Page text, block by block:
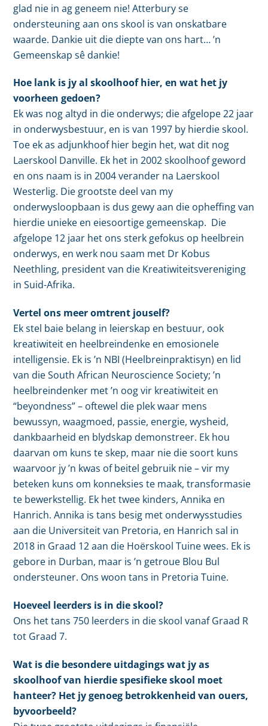
glad nie in ag geneem nie! Atterbury se
ondersteuning aan ons skool is van onskatbare
waarde. Dankie uit die diepte van ons hart… ’n
Gemeenskap sê dankie!
Hoe lank is jy al skoolhoof hier, en wat het jy
voorheen gedoen?
Ek was nog altyd in die onderwys; die afgelope 22 jaar
in onderwysbestuur, en is van 1997 by hierdie skool.
Toe ek as adjunkhoof hier begin het, wat dit nog
Laerskool Danville. Ek het in 2002 skoolhoof geword
en ons naam is in 2004 verander na Laerskool
Westerlig. Die grootste deel van my
onderwysloopbaan is dus gewy aan die opheffing van
hierdie unieke en eiesoortige gemeenskap. Die
afgelope 12 jaar het ons sterk gefokus op heelbrein
onderwys, en werk nou saam met Dr Kobus
Neethling, president van die Kreatiwiteitsvereniging
in Suid-Afrika.
Vertel ons meer omtrent jouself?
Ek stel baie belang in leierskap en bestuur, ook
kreatiwiteit en heelbreindenke en emosionele
intelligensie. Ek is ’n NBI (Heelbreinpraktisyn) en lid
van die South African Neuroscience Society; ’n
heelbreindenker met ’n oog vir kreatiwiteit en
“beyondness” – oftewel die plek waar mens
bewussyn, waagmoed, passie, energie, wysheid,
dankbaarheid en blydskap demonstreer. Ek hou
daarvan om kuns te skep, maar nie die soort kuns
waarvoor jy ’n kwas of beitel gebruik nie – vir my
beteken kuns om konneksies te maak, transformasie
te bewerkstellig. Ek het twee kinders, Annika en
Hanrich. Annika is tans besig met onderwysstudies
aan die Universiteit van Pretoria, en Hanrich sal in
2018 in Graad 12 aan die Hoërskool Tuine wees. Ek is
gebore in Durban, maar is ’n getroue Blou Bul
ondersteuner. Ons woon tans in Pretoria Tuine.
Hoeveel leerders is in die skool?
Ons het tans 750 leerders in die skool vanaf Graad R
tot Graad 7.
Wat is die besondere uitdagings wat jy as
skoolhoof van hierdie spesifieke skool moet
hanteer? Het jy genoeg betrokkenheid van ouers,
byvoorbeeld?